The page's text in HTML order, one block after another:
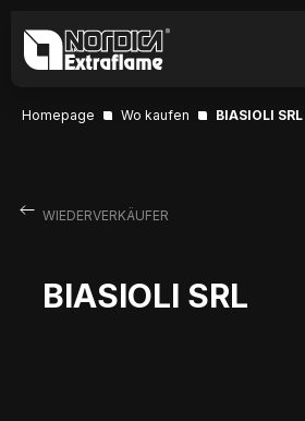
Homepage Wo kaufen BIASIOLI SRL
WIEDERVERKÄUFER
BIASIOLI SRL